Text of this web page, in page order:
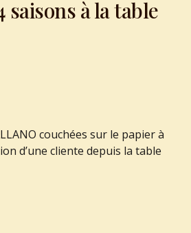
à la table
couchées sur le papier à
d’une cliente depuis la table